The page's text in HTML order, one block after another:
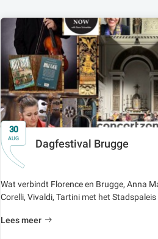
30
AUG
Dagfestival Brugge
Wat verbindt Florence en Brugge, Anna
Corelli, Vivaldi, Tartini met het
Lees meer